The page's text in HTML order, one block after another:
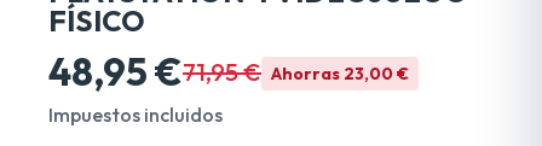
FÍSICO
48,95 €71,95 € Ahorras 23,00 €
Impuestos incluidos